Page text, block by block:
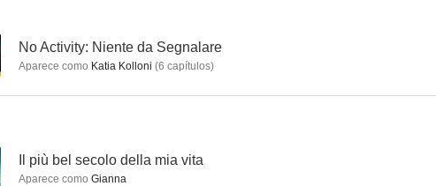
--
No Activity: Niente da Segnalare
Aparece como Katia Kolloni (6 capítulos)
Il più bel secolo della mia vita
Aparece como Gianna